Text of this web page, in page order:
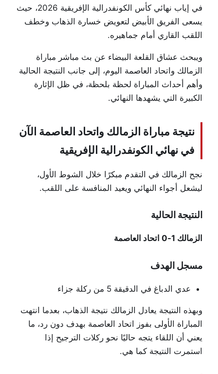
في إياب نهائي كأس الكونفدرالية الإفريقية 2026، حيث
يسعى الفريق الأبيض لتعويض خسارة الذهاب وخطف
اللقب القاري أمام جماهيره.
ويبحث عشاق القلعة البيضاء عن بث مباشر مباراة
الزمالك واتحاد العاصمة اليوم، إلى جانب النتيجة الحالية
وأهم أحداث المباراة لحظة بلحظة، في ظل الإثارة
الكبيرة التي يشهدها النهائي.
نتيجة مباراة الزمالك واتحاد العاصمة الآن
في نهائي الكونفدرالية الإفريقية
نجح الزمالك في التقدم مبكرًا خلال الشوط الأول،
ليشعل أجواء النهائي ويعيد المنافسة على اللقب.
النتيجة الحالية
الزمالك 1-0 اتحاد العاصمة
مسجل الهدف
عدي الدباغ في الدقيقة 5 من ركلة جزاء
وبهذه النتيجة يعادل الزمالك نتيجة الذهاب، بعدما انتهت
المباراة الأولى بفوز اتحاد العاصمة بهدف دون رد، ما
يعني أن اللقاء يتجه حاليًا نحو ركلات الترجيح إذا
استمرت النتيجة كما هي.